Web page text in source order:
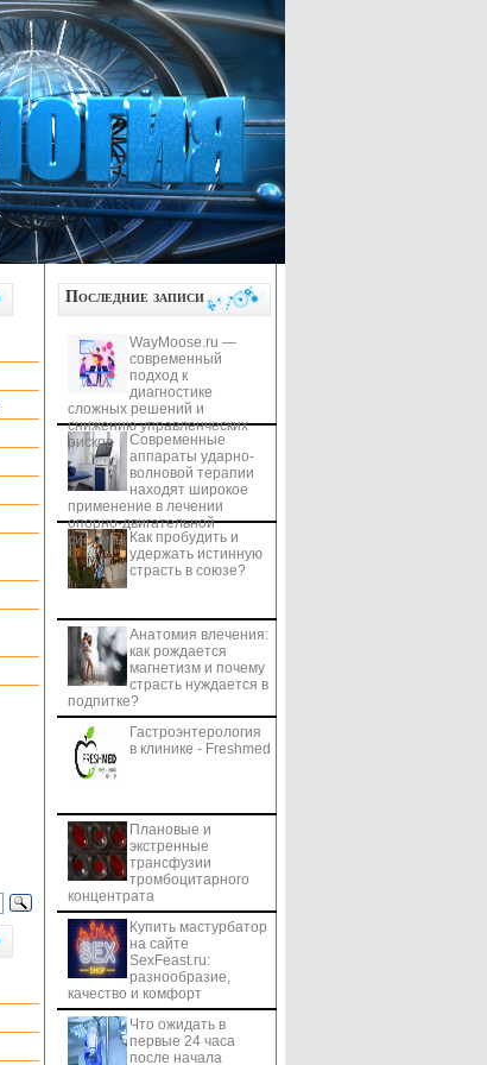
Последние записи
WayMoose.ru —
современный
подход к
диагностике
сложных решений и
снижению управленческих
рисков
Современные
аппараты ударно-
волновой терапии
находят широкое
применение в лечении
опорно-двигательной
системы Как пробудить и
удержать истинную
страсть в союзе?
Анатомия влечения:
как рождается
магнетизм и почему
страсть нуждается в
подпитке?
Гастроэнтерология
в клинике - Freshmed
Плановые и
экстренные
трансфузии
тромбоцитарного
концентрата
Купить мастурбатор
на сайте
SexFeast.ru:
разнообразие,
качество и комфорт
Что ожидать в
первые 24 часа
после начала